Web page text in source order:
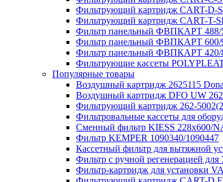
Фильтрующий картридж CART-D-
Фильтрующий картридж CART-T-
Фильтр панельный ФВПКАРТ 488/
Фильтр панельный ФВПКАРТ 600/
Фильтр панельный ФВПКАРТ 420/
Фильтрующие кассеты
Популярные товары
Воздушный картридж 2625115
Воздушный картридж DFO UW
Фильтрующий картридж 262-
Фильтровальные кассеты для
Сменный фильтр KIESS 228х600/
Фильтр KEMPER 1090340/1090447
Кассетный фильтр для вытяжной
Фильтр с ручной регенерацией
Фильтр-картридж для установки